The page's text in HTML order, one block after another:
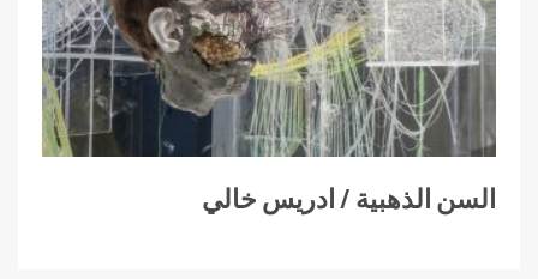
السن الذهبية / ادريس خالي